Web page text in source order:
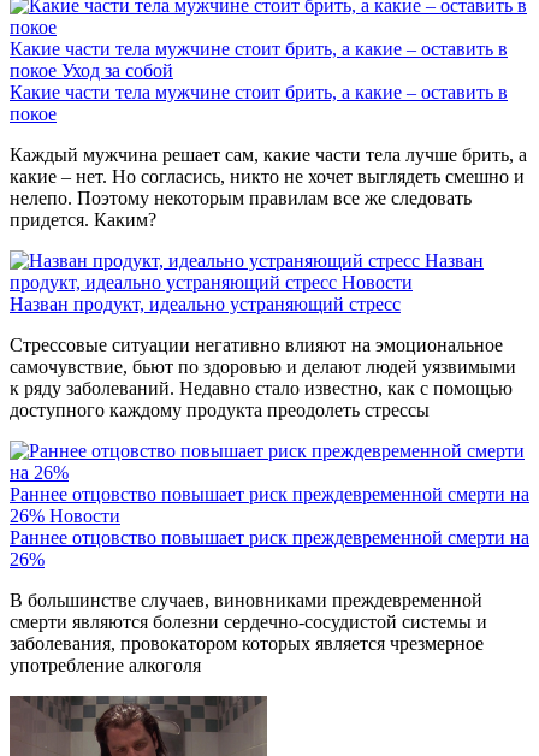
Какие части тела мужчине стоит брить, а какие – оставить в
покое Уход за собой
Какие части тела мужчине стоит брить, а какие – оставить в
покое
Каждый мужчина решает сам, какие части тела лучше брить, а
какие – нет. Но согласись, никто не хочет выглядеть смешно и
нелепо. Поэтому некоторым правилам все же следовать
придется. Каким?
Назван
продукт, идеально устраняющий стресс Новости
Назван продукт, идеально устраняющий стресс
Стрессовые ситуации негативно влияют на эмоциональное
самочувствие, бьют по здоровью и делают людей уязвимыми
к ряду заболеваний. Недавно стало известно, как с помощью
доступного каждому продукта преодолеть стрессы
Раннее отцовство повышает риск преждевременной смерти на
26% Новости
Раннее отцовство повышает риск преждевременной смерти на
26%
В большинстве случаев, виновниками преждевременной
смерти являются болезни сердечно-сосудистой системы и
заболевания, провокатором которых является чрезмерное
употребление алкоголя